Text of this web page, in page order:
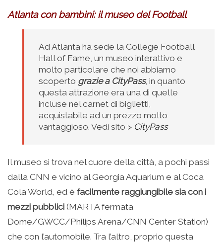
Atlanta con bambini: il museo del Football
Ad Atlanta ha sede la College Football
Hall of Fame, un museo interattivo e
molto particolare che noi abbiamo
scoperto grazie a CityPass, in quanto
questa attrazione era una di quelle
incluse nel carnet di biglietti,
acquistabile ad un prezzo molto
vantaggioso. Vedi sito > CityPass
Il museo si trova nel cuore della città, a pochi passi
dalla CNN e vicino al Georgia Aquarium e al Coca
Cola World, ed è facilmente raggiungibile sia con i
mezzi pubblici (MARTA fermata
Dome/GWCC/Philips Arena/CNN Center Station)
che con l’automobile. Tra l’altro, proprio questa